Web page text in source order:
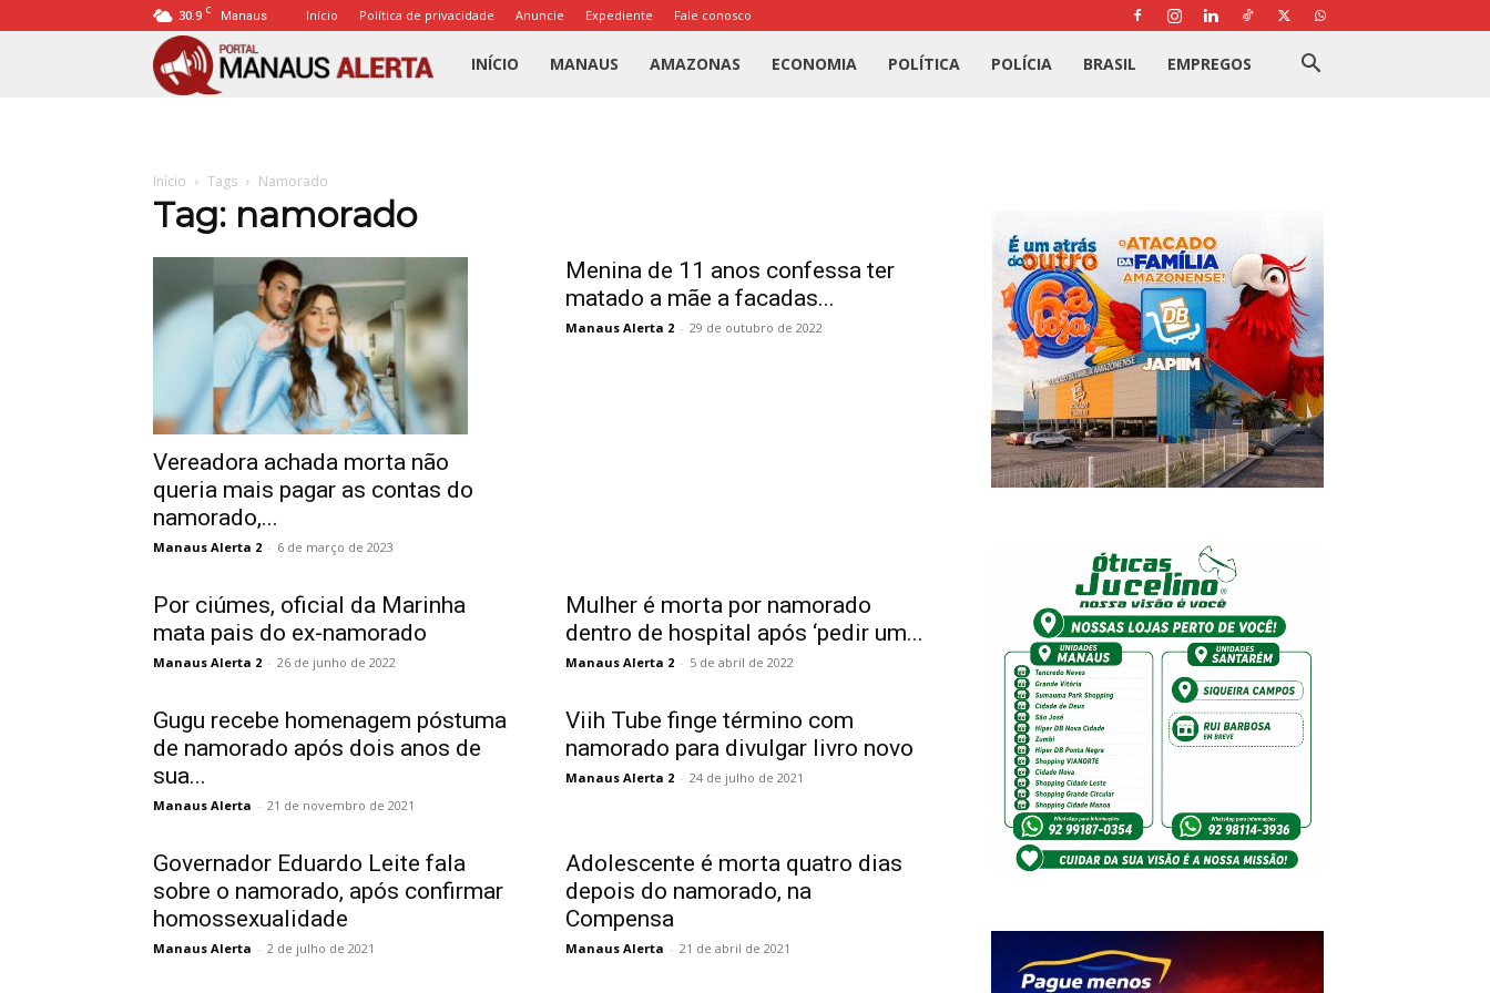
30.9 C Manaus Início Política de privacidade Anuncie Expediente Fale conosco
Portal
INÍCIO MANAUS AMAZONAS ECONOMIA POLÍTICA POLÍCIA BRASIL EMPREGOS
Início Tags Namorado
Tag: namorado
Vereadora achada morta não
queria mais pagar as contas do
namorado,...
Manaus Alerta 2 - 6 de março de 2023
Menina de 11 anos confessa ter
matado a mãe a facadas...
Manaus Alerta 2 - 29 de outubro de 2022
Por ciúmes, oficial da Marinha
mata pais do ex-namorado
Manaus Alerta 2 - 26 de junho de 2022
Mulher é morta por namorado
dentro de hospital após ‘pedir um...
Manaus Alerta 2 - 5 de abril de 2022
Gugu recebe homenagem póstuma
de namorado após dois anos de
sua...
Manaus Alerta - 21 de novembro de 2021
Viih Tube finge término com
namorado para divulgar livro novo
Manaus Alerta 2 - 24 de julho de 2021
Governador Eduardo Leite fala
sobre o namorado, após confirmar
homossexualidade
Manaus Alerta - 2 de julho de 2021
Adolescente é morta quatro dias
depois do namorado, na
Compensa
Manaus Alerta - 21 de abril de 2021